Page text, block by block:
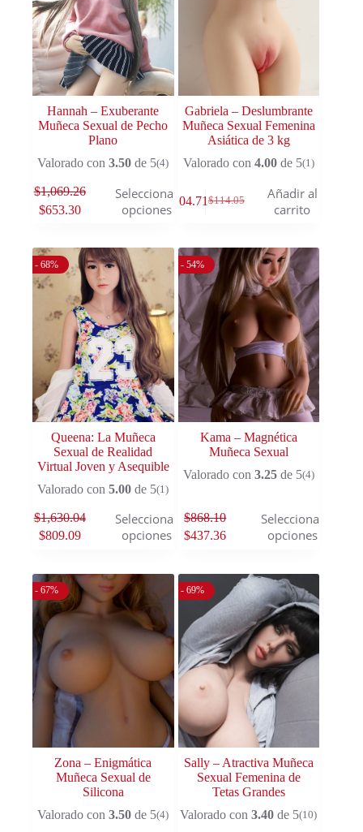
Hannah – Exuberante
Muñeca Sexual de Pecho
Plano
Valorado con3.50 de 5(4)
$1,069.26
$653.30
Seleccionar
opciones
Gabriela – Deslumbrante
Muñeca Sexual Femenina
Asiática de 3 kg
Valorado con 4.00de 5(1)
$114.05
$104.71
Añadir al
carrito
- 68%
Queena: La Muñeca
Sexual de Realidad
Virtual Joven y Asequible
Valorado con5.00 de 5(1)
$1,630.04
$809.09
Seleccionar
opciones
- 54%
Kama – Magnética
Muñeca Sexual
Valorado con 3.25de 5(4)
$868.10
$437.36
Seleccionar
opciones
- 67%
Zona – Enigmática
Muñeca Sexual de
Silicona
Valorado con3.50 de 5(4)
- 69%
Sally – Atractiva Muñeca
Sexual Femenina de
Tetas Grandes
Valorado con3.40 de 5(10)